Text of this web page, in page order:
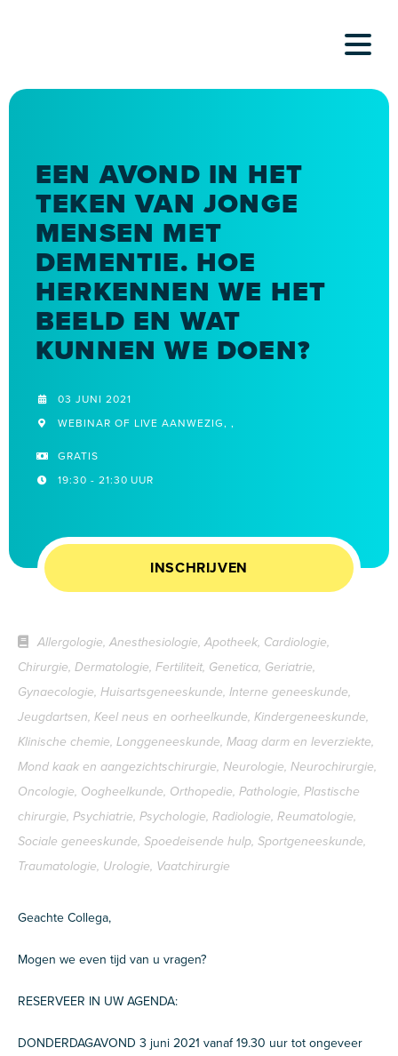
EEN AVOND IN HET
TEKEN VAN JONGE
MENSEN MET
DEMENTIE. HOE
HERKENNEN WE HET
BEELD EN WAT
KUNNEN WE DOEN?
03 JUNI 2021
WEBINAR OF LIVE AANWEZIG, ,
GRATIS
19:30 - 21:30 UUR
INSCHRIJVEN
Allergologie, Anesthesiologie, Apotheek, Cardiologie,
Chirurgie, Dermatologie, Fertiliteit, Genetica, Geriatrie,
Gynaecologie, Huisartsgeneeskunde, Interne geneeskunde,
Jeugdartsen, Keel neus en oorheelkunde, Kindergeneeskunde,
Klinische chemie, Longgeneeskunde, Maag darm en leverziekte,
Mond kaak en aangezichtschirurgie, Neurologie, Neurochirurgie,
Oncologie, Oogheelkunde, Orthopedie, Pathologie, Plastische
chirurgie, Psychiatrie, Psychologie, Radiologie, Reumatologie,
Sociale geneeskunde, Spoedeisende hulp, Sportgeneeskunde,
Traumatologie, Urologie, Vaatchirurgie
Geachte Collega,
Mogen we even tijd van u vragen?
RESERVEER IN UW AGENDA:
DONDERDAGAVOND 3 juni 2021 vanaf 19.30 uur tot ongeveer